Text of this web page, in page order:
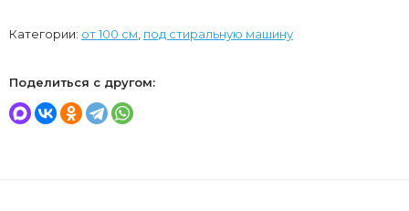
Категории: от 100 см под стиральную машину
Поделиться с другом: